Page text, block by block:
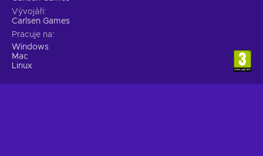
Vývojáři
Carlsen Games
Pracuje na
Windows
Mac
Linux